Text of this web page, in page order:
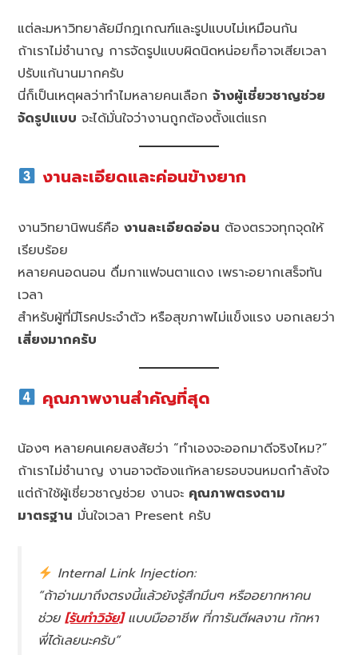
แต่ละมหาวิทยาลัยมีกฎเกณฑ์และรูปแบบไม่เหมือนกัน
ถ้าเราไม่ชำนาญ การจัดรูปแบบผิดนิดหน่อยก็อาจเสียเวลา
ปรับแก้นานมากครับ
นี่ก็เป็นเหตุผลว่าทำไมหลายคนเลือกจ้างผู้เชี่ยวชาญช่วย
จัดรูปแบบ จะได้มั่นใจว่างานถูกต้องตั้งแต่แรก
งานละเอียดและค่อนข้างยาก
งานวิทยานิพนธ์คืองานละเอียดอ่อน ต้องตรวจทุกจุดให้
เรียบร้อย
หลายคนอดนอน ดื่มกาแฟจนตาแดง เพราะอยากเสร็จทัน
เวลา
สำหรับผู้ที่มีโรคประจำตัว หรือสุขภาพไม่แข็งแรง บอกเลยว่า
เสี่ยงมากครับ
คุณภาพงานสำคัญที่สุด
น้องๆ หลายคนเคยสงสัยว่า “ทำเองจะออกมาดีจริงไหม?”
ถ้าเราไม่ชำนาญ งานอาจต้องแก้หลายรอบจนหมดกำลังใจ
แต่ถ้าใช้ผู้เชี่ยวชาญช่วย งานจะ คุณภาพตรงตาม
มาตรฐาน มั่นใจเวลา Present ครับ
Internal Link Injection:
“ถ้าอ่านมาถึงตรงนี้แล้วยังรู้สึกมึนๆ หรืออยากหาคน
ช่วย[รับทำวิจัย]แบบมืออาชีพ ที่การันตีผลงาน ทักหา
พี่ได้เลยนะครับ”